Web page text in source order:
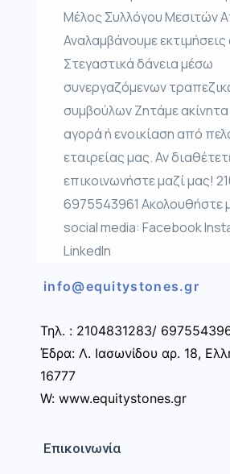
Μέλος Συλλόγου Μεσιτών
Αναλαμβάνουμε
Στεγαστικά δάνεια μέσω
συνεργαζόμενων
συμβούλων Ζητάμε ακίνητα
αγορά ή ενοικίαση από
εταιρείας μας. Αν
επικοινωνήστε μαζί μας!
6975543961 Ακολουθήστε
social media: Facebook
LinkedIn
info@equitystones.gr
Τηλ. : 2104831283/
Έδρα: Λ. Ιασωνίδου αρ. 18,
16777
W: www.equitystones.gr
Επικοινωνία